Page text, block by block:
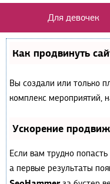
Для девочек
Как продвинуть
Вы создали или только
комплекс мероприятий,
Ускорение
Если вам трудно
а первые результаты